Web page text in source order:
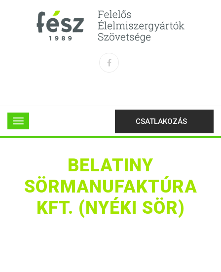
CSATLAKOZÁS
BELATINY
SÖRMANUFAKTÚRA
KFT. (NYÉKI SÖR)